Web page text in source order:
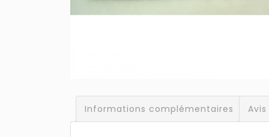
Informations complémentaires